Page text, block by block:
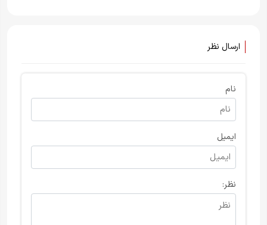
ارسال نظر
نام
ایمیل
نظر: